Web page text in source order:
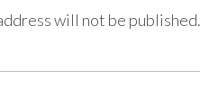
will not be published.